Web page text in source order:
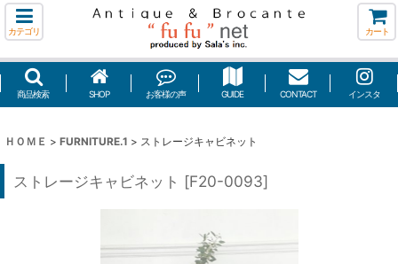
カテゴリ カート
商品検索 SHOP お客様の声 GUIDE CONTACT インスタ
ＨＯＭＥ > FURNITURE.1 > ストレージキャビネット
ストレージキャビネット [F20-0093]